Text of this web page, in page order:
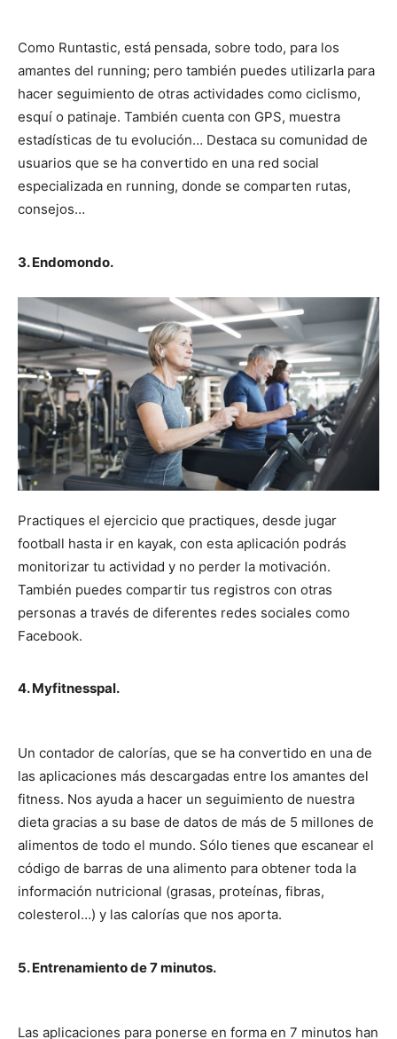
Como Runtastic, está pensada, sobre todo, para los
amantes del running; pero también puedes utilizarla para
hacer seguimiento de otras actividades como ciclismo,
esquí o patinaje. También cuenta con GPS, muestra
estadísticas de tu evolución… Destaca su comunidad de
usuarios que se ha convertido en una red social
especializada en running, donde se comparten rutas,
consejos…
3. Endomondo.
Practiques el ejercicio que practiques, desde jugar
football hasta ir en kayak, con esta aplicación podrás
monitorizar tu actividad y no perder la motivación.
También puedes compartir tus registros con otras
personas a través de diferentes redes sociales como
Facebook.
4. Myfitnesspal.
Un contador de calorías, que se ha convertido en una de
las aplicaciones más descargadas entre los amantes del
fitness. Nos ayuda a hacer un seguimiento de nuestra
dieta gracias a su base de datos de más de 5 millones de
alimentos de todo el mundo. Sólo tienes que escanear el
código de barras de una alimento para obtener toda la
información nutricional (grasas, proteínas, fibras,
colesterol…) y las calorías que nos aporta.
5. Entrenamiento de 7 minutos.
Las aplicaciones para ponerse en forma en 7 minutos han